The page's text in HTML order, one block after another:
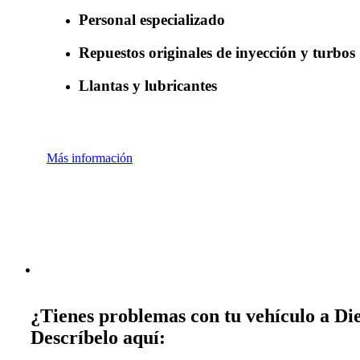
Personal especializado
Repuestos originales de inyección y turbos
Llantas y lubricantes
Más información
¿Tienes problemas con tu vehículo a
Descríbelo aquí: